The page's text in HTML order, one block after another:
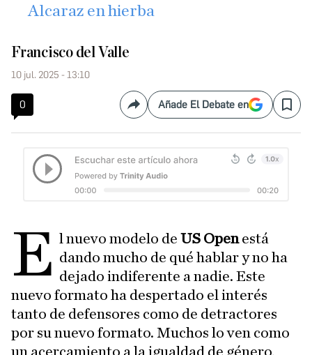
Alcaraz en hierba
Francisco del Valle
10 jul. 2025 - 13:10
0 CompartirAñade El Debate en Save
E l nuevo modelo de US Openestá
dando mucho de qué hablar y no ha
dejado indiferente a nadie. Este
nuevo formato ha despertado el interés
tanto de defensores como de detractores
por su nuevo formato. Muchos lo ven como
un acercamiento a la igualdad de género,